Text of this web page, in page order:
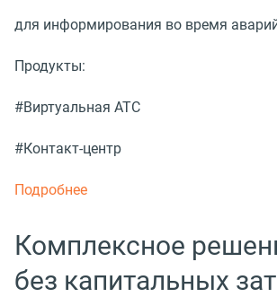
для информирования во время
Продукты:
#Виртуальная АТС
#Контакт-центр
Подробнее
Комплексное
без капитальных